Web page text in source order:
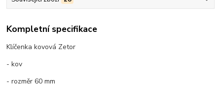
Kompletní specifikace
Klíčenka kovová Zetor
- kov
- rozměr 60 mm